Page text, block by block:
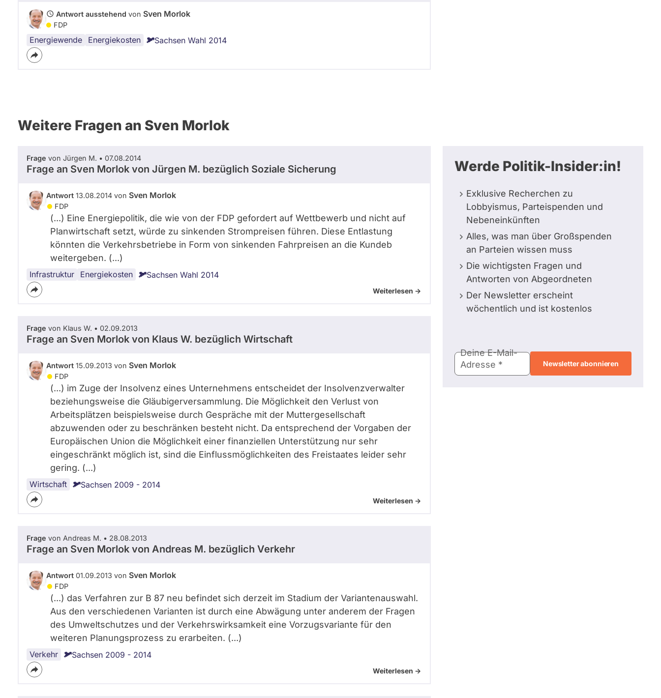
Antwort ausstehend von Sven Morlok
FDP
Energiewende Energiekosten Sachsen Wahl 2014
Weitere Fragen an Sven Morlok
Frage von Jürgen M. • 07.08.2014
Frage an Sven Morlok von Jürgen M. bezüglich Soziale Sicherung
Antwort 13.08.2014 von Sven Morlok
FDP
(...) Eine Energiepolitik, die wie von der FDP gefordert auf Wettbewerb und nicht auf
Planwirtschaft setzt, würde zu sinkenden Strompreisen führen. Diese Entlastung
könnten die Verkehrsbetriebe in Form von sinkenden Fahrpreisen an die Kundeb
weitergeben. (...)
Infrastruktur Energiekosten
ÖPNV Sachsen Wahl 2014
Weiterlesen ->
Frage von Klaus W. • 02.09.2013
Frage an Sven Morlok von Klaus W. bezüglich Wirtschaft
Antwort 15.09.2013 von Sven Morlok
FDP
(...) im Zuge der Insolvenz eines Unternehmens entscheidet der Insolvenzverwalter
beziehungsweise die Gläubigerversammlung. Die Möglichkeit den Verlust von
Arbeitsplätzen beispielsweise durch Gespräche mit der Muttergesellschaft
abzuwenden oder zu beschränken besteht nicht. Da entsprechend der Vorgaben der
Europäischen Union die Möglichkeit einer finanziellen Unterstützung nur sehr
eingeschränkt möglich ist, sind die Einflussmöglichkeiten des Freistaates leider sehr
gering. (...)
Wirtschaft Sachsen 2009 - 2014
Weiterlesen ->
Frage von Andreas M. • 28.08.2013
Frage an Sven Morlok von Andreas M. bezüglich Verkehr
Antwort 01.09.2013 von Sven Morlok
FDP
(...) das Verfahren zur B 87 neu befindet sich derzeit im Stadium der Variantenauswahl.
Aus den verschiedenen Varianten ist durch eine Abwägung unter anderem der Fragen
des Umweltschutzes und der Verkehrswirksamkeit eine Vorzugsvariante für den
weiteren Planungsprozess zu erarbeiten. (...)
Verkehr Sachsen 2009 - 2014
Weiterlesen ->
Werde Politik-Insider:in!
Exklusive Recherchen zu
Lobbyismus, Parteispenden und
Nebeneinkünften
Alles, was man über Großspenden
an Parteien wissen muss
Die wichtigsten Fragen und
Antworten von Abgeordneten
Der Newsletter erscheint
wöchentlich und ist kostenlos
Mail-
Adresse
Deine E-Mail-
Adresse